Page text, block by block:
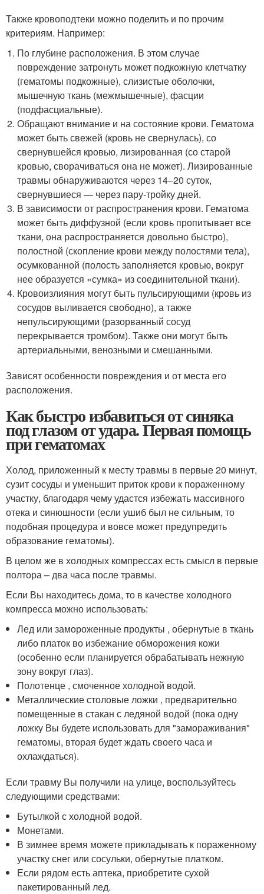
Также кровоподтеки можно поделить и по прочим
критериям. Например:
По глубине расположения. В этом случае
повреждение затронуть может подкожную клетчатку
(гематомы подкожные), слизистые оболочки,
мышечную ткань (межмышечные), фасции
(подфасциальные).
Обращают внимание и на состояние крови. Гематома
может быть свежей (кровь не свернулась), со
свернувшейся кровью, лизированная (со старой
кровью, сворачиваться она не может). Лизированные
травмы обнаруживаются через 14–20 суток,
свернувшиеся — через пару-тройку дней.
В зависимости от распространения крови. Гематома
может быть диффузной (если кровь пропитывает все
ткани, она распространяется довольно быстро),
полостной (скопление крови между полостями тела),
осумкованной (полость заполняется кровью, вокруг
нее образуется «сумка» из соединительной ткани).
Кровоизлияния могут быть пульсирующими (кровь из
сосудов выливается свободно), а также
непульсирующими (разорванный сосуд
перекрывается тромбом). Также они могут быть
артериальными, венозными и смешанными.
Зависят особенности повреждения и от места его
расположения.
Как быстро избавиться от синяка
под глазом от удара. Первая помощь
при гематомах
Холод, приложенный к месту травмы в первые 20 минут,
сузит сосуды и уменьшит приток крови к пораженному
участку, благодаря чему удастся избежать массивного
отека и синюшности (если ушиб был не сильным, то
подобная процедура и вовсе может предупредить
образование гематомы).
В целом же в холодных компрессах есть смысл в первые
полтора – два часа после травмы.
Если Вы находитесь дома, то в качестве холодного
компресса можно использовать:
Лед или замороженные продукты , обернутые в ткань
либо платок во избежание обморожения кожи
(особенно если планируется обрабатывать нежную
зону вокруг глаз).
Полотенце , смоченное холодной водой.
Металлические столовые ложки , предварительно
помещенные в стакан с ледяной водой (пока одну
ложку Вы будете использовать для "замораживания"
гематомы, вторая будет ждать своего часа и
охлаждаться).
Если травму Вы получили на улице, воспользуйтесь
следующими средствами:
Бутылкой с холодной водой.
Монетами.
В зимнее время можете прикладывать к пораженному
участку снег или сосульки, обернутые платком.
Если рядом есть аптека, приобретите сухой
пакетированный лед.